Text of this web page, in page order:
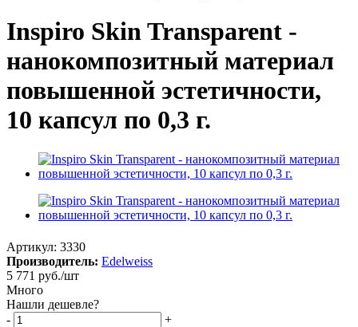
Inspiro Skin Transparent -
нанокомпозитный материал
повышенной эстетичности,
10 капсул по 0,3 г.
Артикул: 3330
Производитель: Edelweiss
5 771 руб./шт
Много
Нашли дешевле?
-
+